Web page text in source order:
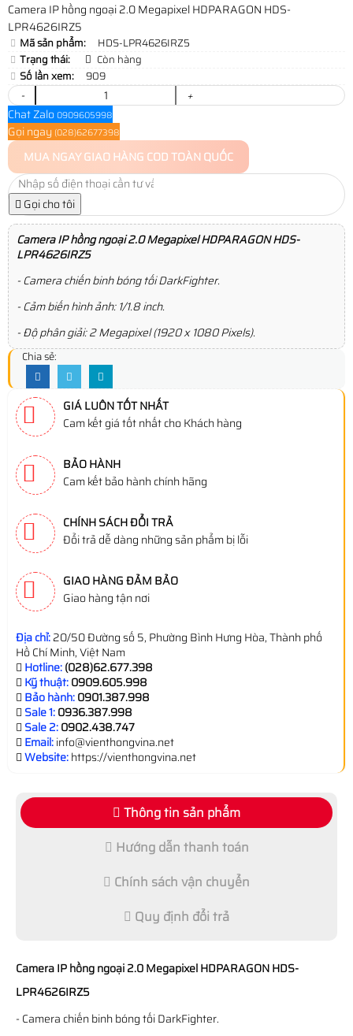
Camera IP hồng ngoại 2.0 Megapixel HDPARAGON HDS-
LPR4626IRZ5
Mã sản phẩm:
HDS-LPR4626IRZ5
Trạng thái:
Còn hàng
Số lần xem:
909
-
+
Chat Zalo 0909605998
Gọi ngay (028)62677398
MUA NGAYGIAO HÀNG COD TOÀN QUỐC
Gọi cho tôi
Camera IP hồng ngoại 2.0 Megapixel HDPARAGON HDS-
LPR4626IRZ5
- Camera chiến binh bóng tối DarkFighter.
- Cảm biến hình ảnh: 1/1.8 inch.
- Độ phân giải: 2 Megapixel (1920 x 1080 Pixels).
Chia sẻ:
GIÁ LUÔN TỐT NHẤT
Cam kết giá tốt nhất cho Khách hàng
BẢO HÀNH
Cam kết bảo hành chính hãng
CHÍNH SÁCH ĐỔI TRẢ
Đổi trả dễ dàng những sản phẩm bị lỗi
GIAO HÀNG ĐẢM BẢO
Giao hàng tận nơi
Địa chỉ:20/50 Đường số 5, Phường Bình Hưng Hòa, Thành phố
Hồ Chí Minh, Việt Nam
Hotline:(028)62.677.398
Kỹ thuật:0909.605.998
Bảo hành:0901.387.998
Sale 1:0936.387.998
Sale 2:0902.438.747
Email:info@vienthongvina.net
Website:https://vienthongvina.net
Thông tin sản phẩm
Hướng dẫn thanh toán
Chính sách vận chuyển
Quy định đổi trả
Camera IP hồng ngoại 2.0 Megapixel HDPARAGON HDS-
LPR4626IRZ5
- Camera chiến binh bóng tối DarkFighter.